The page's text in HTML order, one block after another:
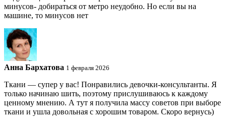
минусов- добираться от метро неудобно. Но если вы на
машине, то минусов нет
Анна Бархатова 1 февраля 2026
Ткани — супер у вас! Понравились девочки-консультанты. Я
только начинаю шить, поэтому прислушиваюсь к каждому
ценному мнению. А тут я получила массу советов при выборе
ткани и ушла довольная с хорошим товаром. Скоро вернусь)